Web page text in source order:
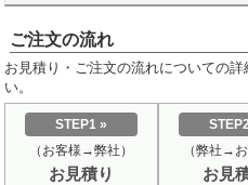
ご注文の流れ
お見積り・ご注文の流れについての詳
い。
STEP1 »
（お客様→弊社）
お見積り
（弊社→お
お見